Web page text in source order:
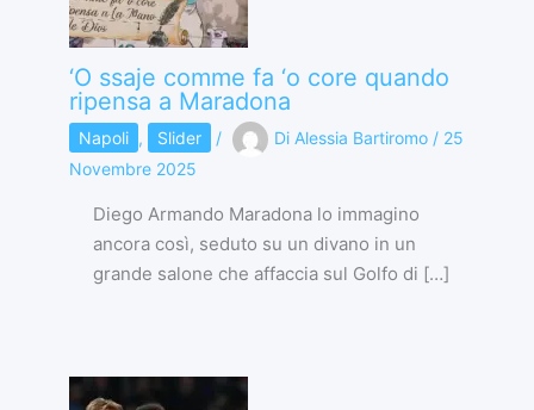
‘O ssaje comme fa ‘o core quando
ripensa a Maradona
Napoli , Slider / Di Alessia Bartiromo / 25
Novembre 2025
Diego Armando Maradona lo immagino
ancora così, seduto su un divano in un
grande salone che affaccia sul Golfo di […]